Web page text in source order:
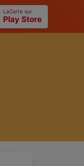
LaCarte sur
Play Store